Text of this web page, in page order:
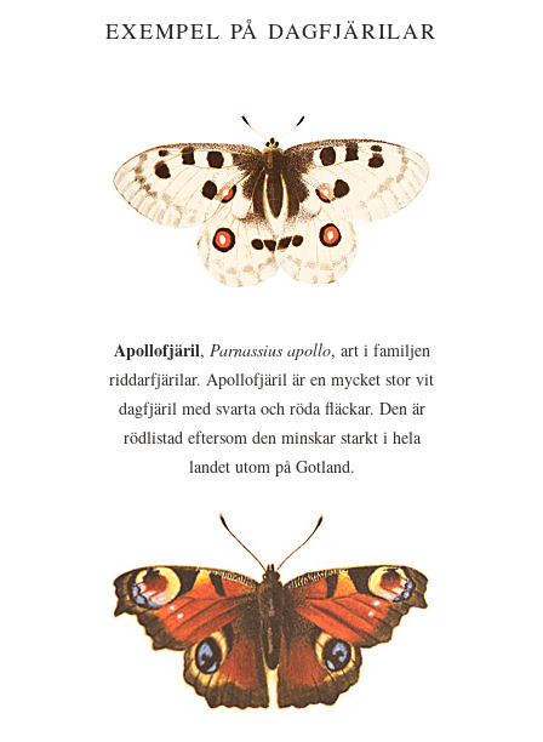
EXEMPEL PÅ DAGFJÄRILAR
Apollofjäril, Parnassius apollo, art i familjen
riddarfjärilar. Apollofjäril är en mycket stor vit
dagfjäril med svarta och röda fläckar. Den är
rödlistad eftersom den minskar starkt i hela
landet utom på Gotland.